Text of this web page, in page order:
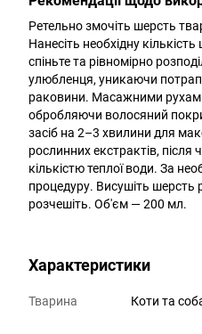
Ретельно змочіть шерсть
Нанесіть необхідну
спіньте та рівномірно
улюбленця, уникаючи
раковини. Масажними
обробляючи волосяний
засіб на 2–3 хвилини для
рослинних екстрактів,
кількістю теплої води. За
процедуру. Висушіть
розчешіть. Об'єм — 200 мл.
Характеристики
Тварина Коти та